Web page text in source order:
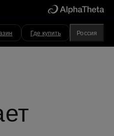
Где купить Россия